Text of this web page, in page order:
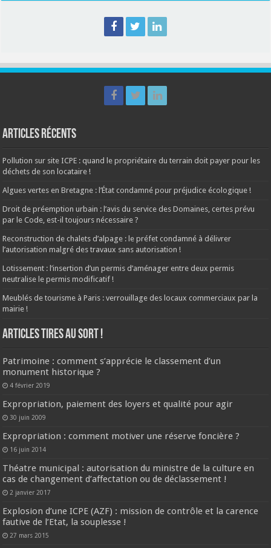
Articles récents
Pollution sur site ICPE : quand le propriétaire du terrain doit payer pour les
déchets de son locataire !
Algues vertes en Bretagne : l’État condamné pour préjudice écologique !
Droit de préemption urbain : l’avis du service des Domaines, certes prévu
par le Code, est-il toujours nécessaire ?
Reconstruction de chalets d’alpage : le préfet condamné à délivrer
l’autorisation malgré des travaux sans autorisation !
Lotissement : l’insertion d’un permis d’aménager entre deux permis
neutralise le permis modificatif !
Meublés de tourisme à Paris : verrouillage des locaux commerciaux par la
mairie !
ARTICLES TIRES AU SORT !
Patrimoine : comment s’apprécie le classement d’un
monument historique ?
4 février 2019
Expropriation, paiement des loyers et qualité pour agir
30 juin 2009
Expropriation : comment motiver une réserve foncière ?
16 juin 2014
Théatre municipal : autorisation du ministre de la culture en
cas de changement d’affectation ou de déclassement !
2 janvier 2017
Explosion d’une ICPE (AZF) : mission de contrôle et la carence
fautive de l’Etat, la souplesse !
27 mars 2015